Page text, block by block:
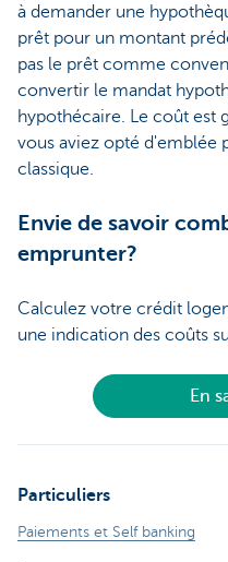
à demander une
prêt pour un montant
pas le prêt comme
convertir le mandat
hypothécaire. Le coût est
vous aviez opté d'emblée
classique.
Envie de savoir
emprunter?
Calculez votre crédit
une indication des coûts
En
Particuliers
Paiements et Self banking